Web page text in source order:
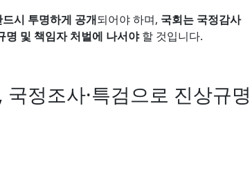
시 투명하게 공개되어야 하며, 국회는 국정감사
명 및 책임자 처벌에 나서야할 것입니다.
정조사·특검으로 진상규명